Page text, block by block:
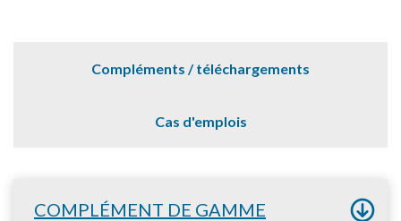
Compléments / téléchargements
Cas d'emplois
COMPLÉMENT DE GAMME